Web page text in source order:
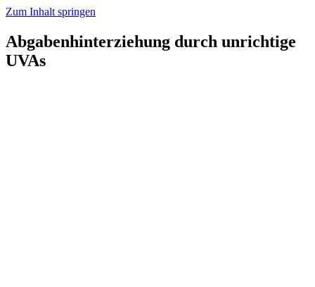
Zum Inhalt springen
Abgabenhinterziehung durch unrichtige
UVAs